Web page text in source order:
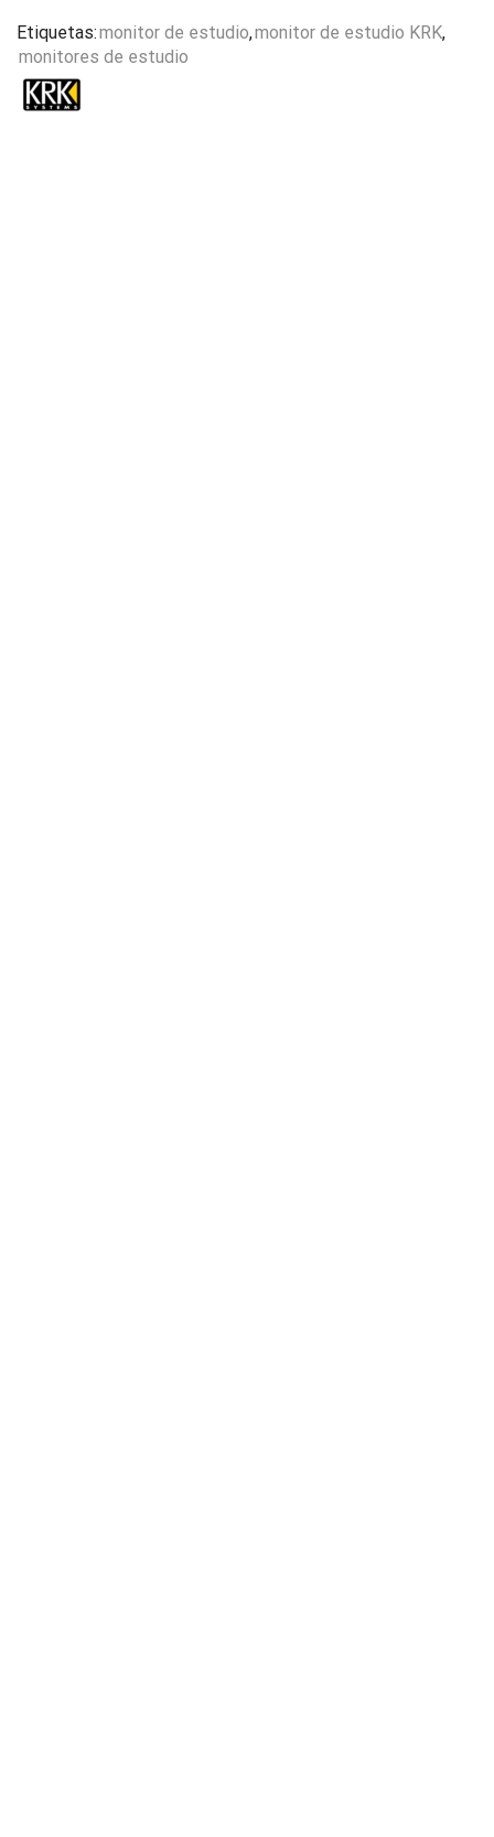
Etiquetas:monitor de estudio,monitor de estudio KRK,
monitores de estudio